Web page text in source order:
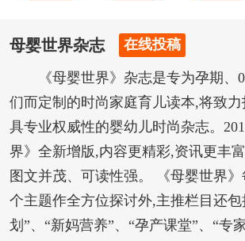
母婴世界杂志 在线投稿
《母婴世界》杂志是专为孕期、
们而定制的时尚家庭育儿读本,将致
具专业权威性的婴幼儿时尚杂志。
界》全新增版,内容更精彩,资讯更丰
图文并茂、可读性强。 《母婴世界
个主题作全方位探讨外,主推栏目还包
划”、“新妈营养”、“孕产课堂”、“专